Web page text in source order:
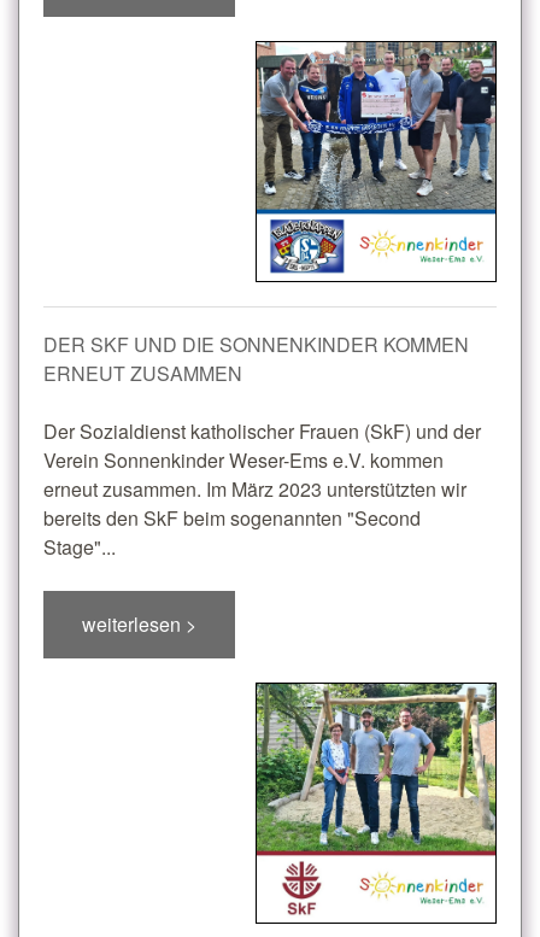
DER SKF UND DIE SONNENKINDER KOMMEN
ERNEUT ZUSAMMEN
Der Sozialdienst katholischer Frauen (SkF) und der
Verein Sonnenkinder Weser-Ems e.V. kommen
erneut zusammen. Im März 2023 unterstützten wir
bereits den SkF beim sogenannten "Second
Stage"...
weiterlesen >